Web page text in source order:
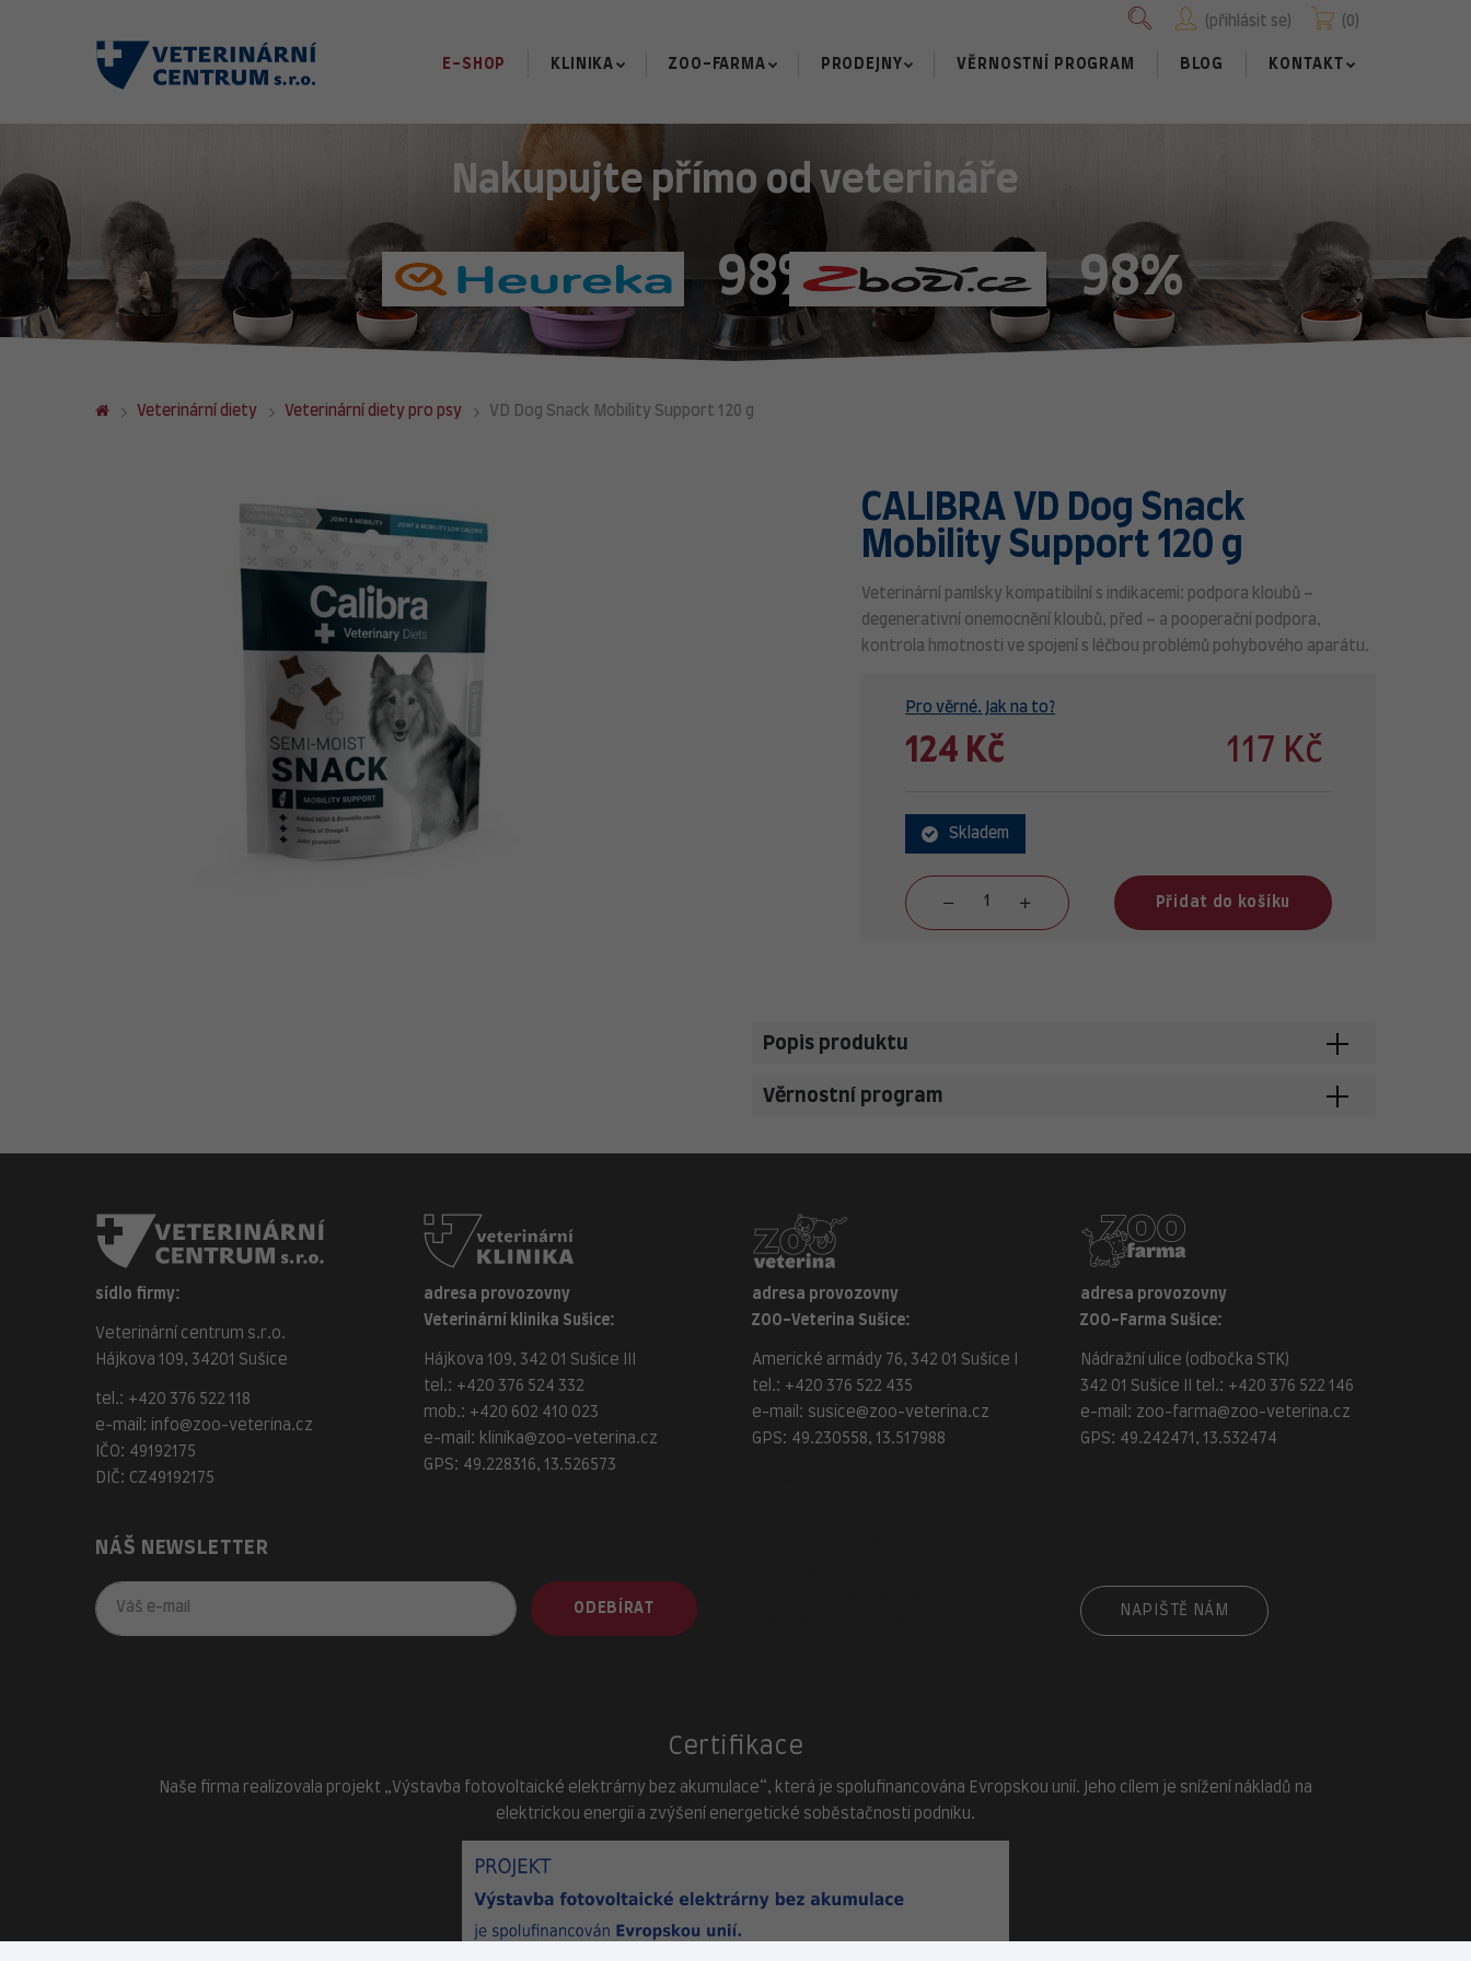
0
přihlásit se
E-SHOP KLINIKA ZOO-FARMA PRODEJNY VĚRNOSTNÍ PROGRAM BLOG KONTAKT
Nakupujte přímo od veterináře
98% 98%
Veterinární diety Veterinární diety pro psy VD Dog Snack Mobility Support 120 g
CALIBRA VD Dog Snack
Mobility Support 120 g
Veterinární pamlsky kompatibilní s indikacemi: podpora kloubů –
degenerativní onemocnění kloubů, před – a pooperační podpora,
kontrola hmotnosti ve spojení s léčbou problémů pohybového aparátu.
Pro věrné. Jak na to?
124 Kč 117 Kč
Skladem
Přidat do košíku
Popis produktu
Věrnostní program
sídlo firmy:
Veterinární centrum s.r.o.
Hájkova 109, 34201 Sušice
tel.: +420 376 522 118
e-mail:
info@zoo-veterina.cz
IČO: 49192175
DIČ: CZ49192175
adresa provozovny
Veterinární klinika Sušice:
Hájkova 109, 342 01 Sušice III
tel.: +420 376 524 332
mob.: +420 602 410 023
e-mail: klinika@zoo-veterina.cz
GPS: 49.228316, 13.526573
NÁŠ NEWSLETTER
ODEBÍRAT
adresa provozovny
ZOO-Veterina Sušice:
Americké armády 76, 342 01 Sušice I
tel.: +420 376 522 435
e-mail: susice@zoo-veterina.cz
GPS: 49.230558, 13.517988
adresa provozovny
ZOO-Farma Sušice:
Nádražní ulice (odbočka STK)
342 01 Sušice II tel.: +420 376 522 146
e-mail: zoo-farma@zoo-veterina.cz
GPS: 49.242471, 13.532474
NAPIŠTĚ NÁM
Certifikace
Naše firma realizovala projekt „Výstavba fotovoltaické elektrárny bez akumulace“, která je spolufinancována Evropskou unií. Jeho cílem je snížení nákladů na
elektrickou energii a zvýšení energetické soběstačnosti podniku.